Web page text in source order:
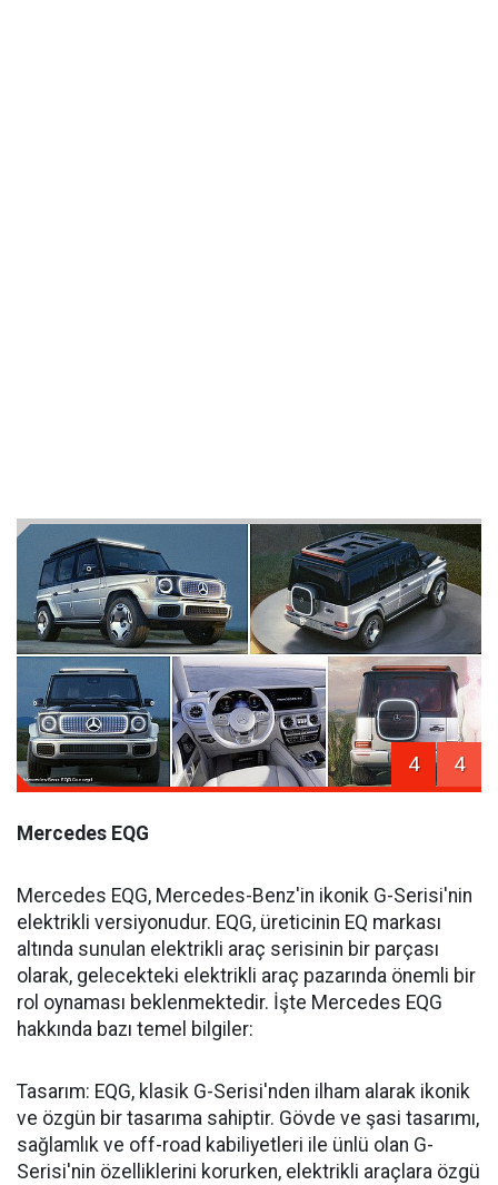
4 4
Mercedes EQG
Mercedes EQG, Mercedes-Benz'in ikonik G-Serisi'nin
elektrikli versiyonudur. EQG, üreticinin EQ markası
altında sunulan elektrikli araç serisinin bir parçası
olarak, gelecekteki elektrikli araç pazarında önemli bir
rol oynaması beklenmektedir. İşte Mercedes EQG
hakkında bazı temel bilgiler:
Tasarım: EQG, klasik G-Serisi'nden ilham alarak ikonik
ve özgün bir tasarıma sahiptir. Gövde ve şasi tasarımı,
sağlamlık ve off-road kabiliyetleri ile ünlü olan G-
Serisi'nin özelliklerini korurken, elektrikli araçlara özgü